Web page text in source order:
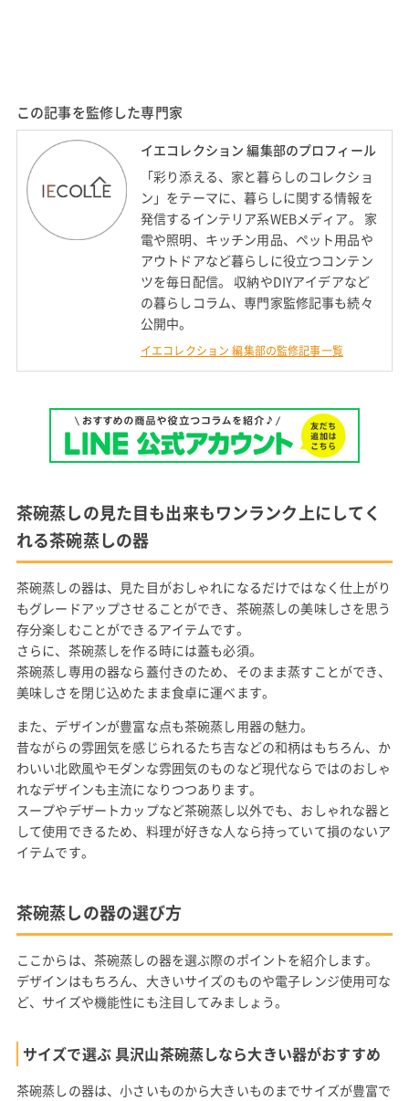
この記事を監修した専門家
イエコレクション 編集部のプロフィール
「彩り添える、家と暮らしのコレクショ
ン」をテーマに、暮らしに関する情報を
発信するインテリア系WEBメディア。 家
電や照明、キッチン用品、ペット用品や
アウトドアなど暮らしに役立つコンテン
ツを毎日配信。 収納やDIYアイデアなど
の暮らしコラム、専門家監修記事も続々
公開中。
イエコレクション 編集部の監修記事一覧
茶碗蒸しの見た目も出来もワンランク上にしてく
れる茶碗蒸しの器
茶碗蒸しの器は、見た目がおしゃれになるだけではなく仕上がり
もグレードアップさせることができ、茶碗蒸しの美味しさを思う
存分楽しむことができるアイテムです。
さらに、茶碗蒸しを作る時には蓋も必須。
茶碗蒸し専用の器なら蓋付きのため、そのまま蒸すことができ、
美味しさを閉じ込めたまま食卓に運べます。
また、デザインが豊富な点も茶碗蒸し用器の魅力。
昔ながらの雰囲気を感じられるたち吉などの和柄はもちろん、か
わいい北欧風やモダンな雰囲気のものなど現代ならではのおしゃ
れなデザインも主流になりつつあります。
スープやデザートカップなど茶碗蒸し以外でも、おしゃれな器と
して使用できるため、料理が好きな人なら持っていて損のないア
イテムです。
茶碗蒸しの器の選び方
ここからは、茶碗蒸しの器を選ぶ際のポイントを紹介します。
デザインはもちろん、大きいサイズのものや電子レンジ使用可な
ど、サイズや機能性にも注目してみましょう。
サイズで選ぶ 具沢山茶碗蒸しなら大きい器がおすすめ
茶碗蒸しの器は、小さいものから大きいものまでサイズが豊富で